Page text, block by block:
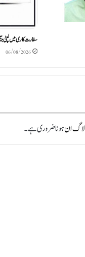
سفارت کاری میں
06/08/2026
لاگ انہونا ضروری ہے۔